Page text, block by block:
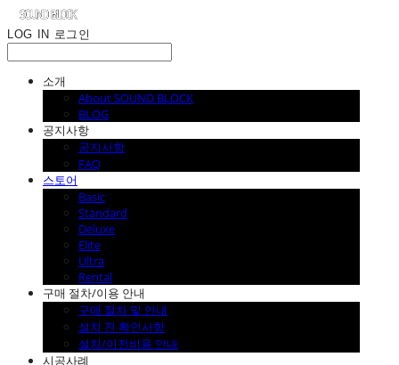
LOG IN 로그인
소개
About SOUND BLOCK
BLOG
공지사항
공지사항
FAQ
스토어
Basic
Standard
Deluxe
Elite
Ultra
Rental
구매 절차/이용 안내
구매 절차 및 안내
설치 전 확인사항
설치/이전비용 안내
시공사례